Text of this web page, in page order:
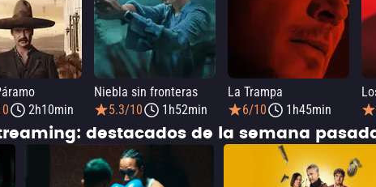
2h10min
Niebla sin fronteras
5.3/10
1h52min
La Trampa
6/10
1h45min
destacados de la semana